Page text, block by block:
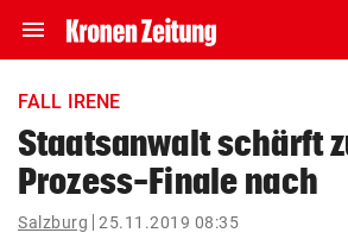
menu Navigation
ein-/ausklappen
account_circle Anmelden
FALL IRENE
Staatsanwalt schärft
Prozess-Finale nach
Salzburg 25.11.2019 08:35